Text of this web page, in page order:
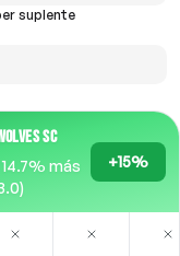
suplente
SC
más
+15%